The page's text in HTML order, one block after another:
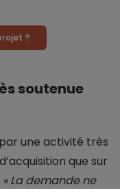
?
soutenue
une activité très
que sur
« La demande ne